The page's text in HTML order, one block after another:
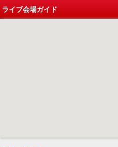
ライブ会場ガイド